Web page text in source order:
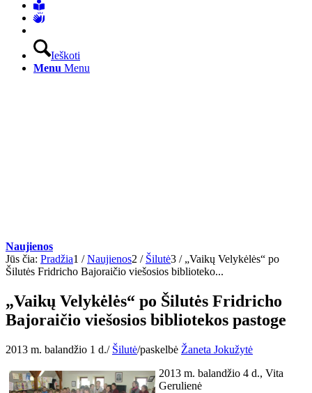
Ieškoti
Menu Menu
Naujienos
Jūs čia: Pradžia1 / Naujienos2 / Šilutė3 / „Vaikų Velykėlės“ po
Šilutės Fridricho Bajoraičio viešosios biblioteko...
„Vaikų Velykėlės“ po Šilutės Fridricho
Bajoraičio viešosios bibliotekos pastoge
2013 m. balandžio 1 d./ Šilutė/paskelbė Žaneta Jokužytė
2013 m. balandžio 4 d., Vita
Gerulienė